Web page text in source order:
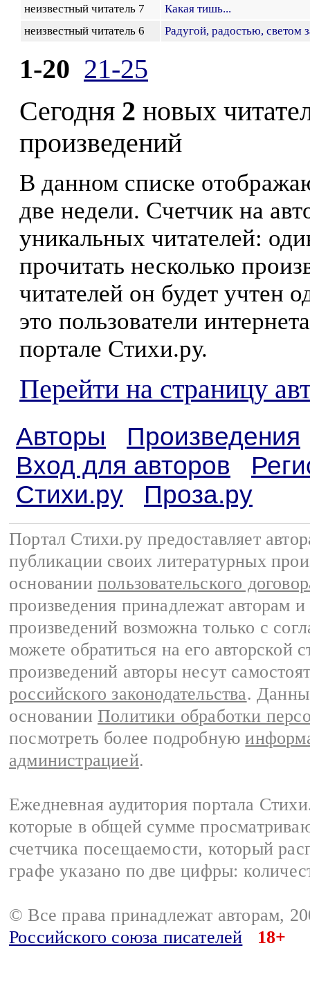
неизвестный читатель 7
Какая тишь...
неизвестный читатель 6
Радугой, радостью, светом
1-20 21-25
Сегодня 2 новых
произведений
В данном списке
две недели. Счетчик на
уникальных читателей:
прочитать несколько
читателей он будет учтен
это пользователи
портале Стихи.ру.
Перейти на страницу
Авторы
Произведения
Вход для авторов
Стихи.ру
Проза.ру
Портал Стихи.ру предоставляет
публикации своих литературных
основании пользовательского
произведения принадлежат авторам
произведений возможна только с
можете обратиться на его авторской
произведений авторы несут
российского законодательства.
основании Политики обработки
посмотреть более подробную
администрацией.
Ежедневная аудитория портала
которые в общей сумме
счетчика посещаемости, который
графе указано по две цифры:
© Все права принадлежат авторам,
Российского союза писателей
18+